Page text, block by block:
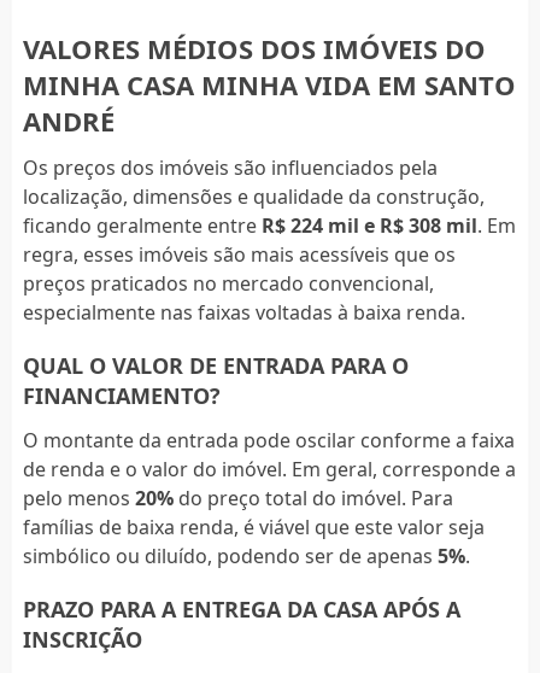
VALORES MÉDIOS DOS IMÓVEIS DO
MINHA CASA MINHA VIDA EM SANTO
ANDRÉ
Os preços dos imóveis são influenciados pela
localização, dimensões e qualidade da construção,
ficando geralmente entre R$ 224 mil e R$ 308 mil. Em
regra, esses imóveis são mais acessíveis que os
preços praticados no mercado convencional,
especialmente nas faixas voltadas à baixa renda.
QUAL O VALOR DE ENTRADA PARA O
FINANCIAMENTO?
O montante da entrada pode oscilar conforme a faixa
de renda e o valor do imóvel. Em geral, corresponde a
pelo menos 20%do preço total do imóvel. Para
famílias de baixa renda, é viável que este valor seja
simbólico ou diluído, podendo ser de apenas 5%.
PRAZO PARA A ENTREGA DA CASA APÓS A
INSCRIÇÃO